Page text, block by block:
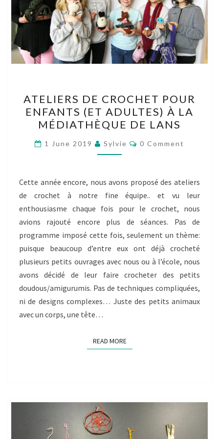
DE
CROCHET
POUR
ENFANTS
(ET
À
LA
MÉDIATHÈQUE
DE
LANS
ATELIERS DE CROCHET POUR
ENFANTS (ET ADULTES) À LA
MÉDIATHÈQUE DE LANS
1 June 2019 Sylvie Comments
0 Comment
Cette année encore, nous avons proposé des ateliers
de crochet à notre fine équipe.. et vu leur
enthousiasme chaque fois pour le crochet, nous
avions rajouté encore plus de séances. Pas de
programme imposé cette fois, seulement un thème:
puisque beaucoup d’entre eux ont déjà crocheté
plusieurs petits ouvrages avec nous ou à l’école, nous
avons décidé de leur faire crocheter des petits
doudous/amigurumis. Pas de techniques compliquées,
ni de designs complexes… Juste des petits animaux
avec un corps, une tête…
READ MOREREAD MORE